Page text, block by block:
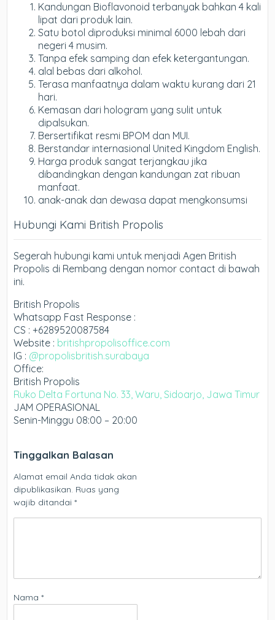
Kandungan Bioflavonoid terbanyak bahkan 4 kali
lipat dari produk lain.
Satu botol diproduksi minimal 6000 lebah dari
negeri 4 musim.
Tanpa efek samping dan efek ketergantungan.
alal bebas dari alkohol.
Terasa manfaatnya dalam waktu kurang dari 21
hari.
Kemasan dari hologram yang sulit untuk
dipalsukan.
Bersertifikat resmi BPOM dan MUI.
Berstandar internasional United Kingdom English.
Harga produk sangat terjangkau jika
dibandingkan dengan kandungan zat ribuan
manfaat.
anak-anak dan dewasa dapat mengkonsumsi
Hubungi Kami British Propolis
Segerah hubungi kami untuk menjadi Agen British
Propolis di Rembang dengan nomor contact di bawah
ini.
British Propolis
Whatsapp Fast Response :
CS : +6289520087584
Website : britishpropolisoffice.com
IG : @propolisbritish.surabaya
Office:
British Propolis
Ruko Delta Fortuna No. 33, Waru, Sidoarjo, Jawa Timur
JAM OPERASIONAL
Senin-Minggu 08:00 – 20:00
Tinggalkan Balasan
Alamat email Anda tidak akan
dipublikasikan. Ruas yang
wajib ditandai*
Nama*